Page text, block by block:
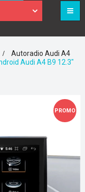
☰
Autoradio Audi A4
Audi A4 B9 12.3"
PROMO